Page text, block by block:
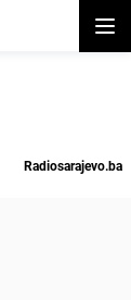
Radiosarajevo.ba